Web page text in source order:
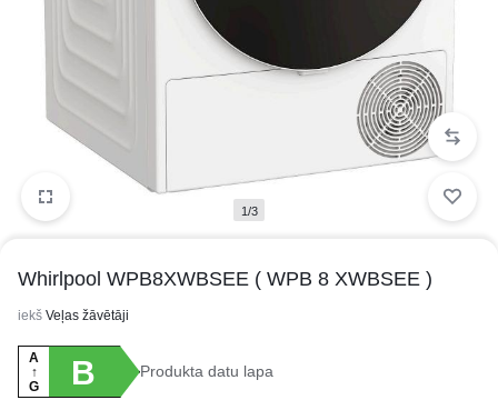
1/3
Whirlpool WPB8XWBSEE ( WPB 8 XWBSEE )
iekš Veļas žāvētāji
A
↑
G
B Produkta datu lapa